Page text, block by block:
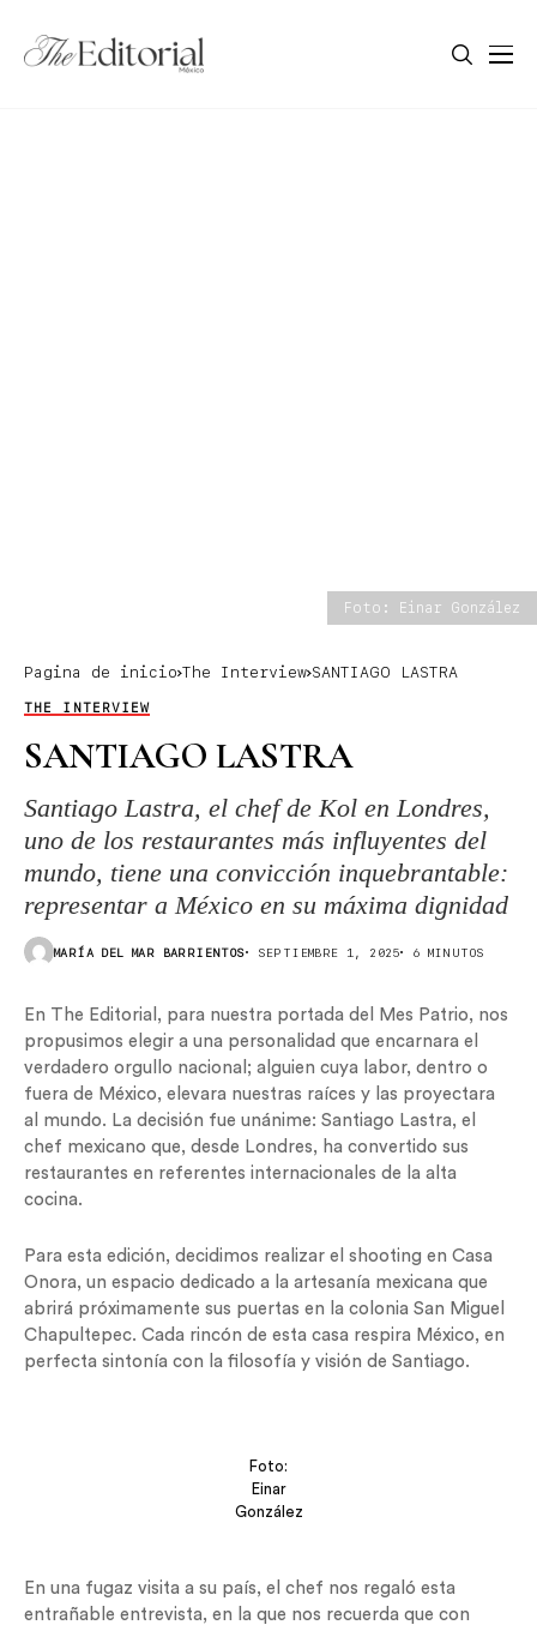
Foto: Einar González
Pagina de inicio The Interview SANTIAGO LASTRA
THE INTERVIEW
SANTIAGO LASTRA
Santiago Lastra, el chef de Kol en Londres,
uno de los restaurantes más influyentes del
mundo, tiene una convicción inquebrantable:
representar a México en su máxima dignidad
MARÍA DEL MAR BARRIENTOS SEPTIEMBRE 1, 2025 6 MINUTOS
En The Editorial, para nuestra portada del Mes Patrio, nos
propusimos elegir a una personalidad que encarnara el
verdadero orgullo nacional; alguien cuya labor, dentro o
fuera de México, elevara nuestras raíces y las proyectara
al mundo. La decisión fue unánime: Santiago Lastra, el
chef mexicano que, desde Londres, ha convertido sus
restaurantes en referentes internacionales de la alta
cocina.
Para esta edición, decidimos realizar el shooting en Casa
Onora, un espacio dedicado a la artesanía mexicana que
abrirá próximamente sus puertas en la colonia San Miguel
Chapultepec. Cada rincón de esta casa respira México, en
perfecta sintonía con la filosofía y visión de Santiago.
Foto:
Einar
González
En una fugaz visita a su país, el chef nos regaló esta
entrañable entrevista, en la que nos recuerda que con